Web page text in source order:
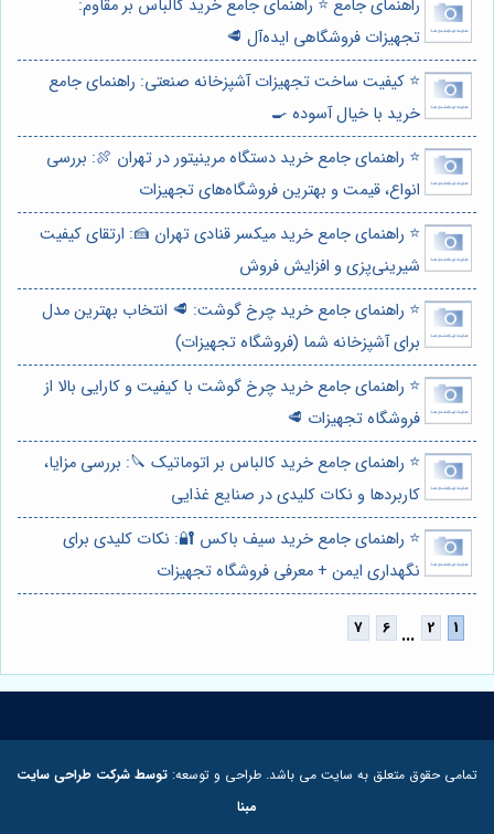
راهنمای جامع ⭐️ راهنمای جامع خرید کالباس بر مقاوم:
تجهیزات فروشگاهی ایده‌آل 🥩
⭐️ کیفیت ساخت تجهیزات آشپزخانه صنعتی: راهنمای جامع
خرید با خیال آسوده 🍳
⭐️ راهنمای جامع خرید دستگاه مرینیتور در تهران 🍖: بررسی
انواع، قیمت و بهترین فروشگاه‌های تجهیزات
⭐️ راهنمای جامع خرید میکسر قنادی تهران 🍰: ارتقای کیفیت
شیرینی‌پزی و افزایش فروش
⭐️ راهنمای جامع خرید چرخ گوشت: 🥩 انتخاب بهترین مدل
برای آشپزخانه شما (فروشگاه تجهیزات)
⭐️ راهنمای جامع خرید چرخ گوشت با کیفیت و کارایی بالا از
فروشگاه تجهیزات 🥩
⭐️ راهنمای جامع خرید کالباس بر اتوماتیک 🔪: بررسی مزایا،
کاربردها و نکات کلیدی در صنایع غذایی
⭐️ راهنمای جامع خرید سیف باکس 🔐: نکات کلیدی برای
نگهداری ایمن + معرفی فروشگاه تجهیزات
...
تمامی حقوق متعلق به سایت می باشد. طراحی و توسعه: توسط شرکت طراحی سایت
مبنا